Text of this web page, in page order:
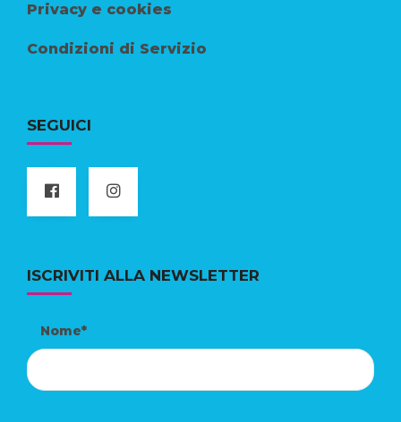
Privacy e cookies
Condizioni di Servizio
SEGUICI
ISCRIVITI ALLA NEWSLETTER
Nome*